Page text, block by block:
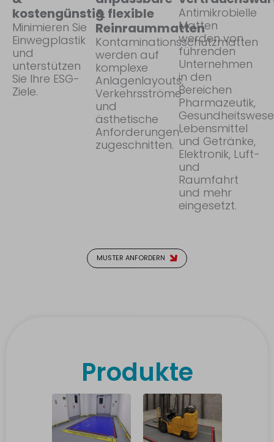
kostengünstig
Minimieren Sie
Einwegplastik
und
unterstützen
Sie Ihre ESG-
Ziele.
& flexible
Reinraummatten
Kontaminationsschutzmatten
werden auf
komplexe
Anlagenlayouts,
Verkehrsströme
und
ästhetische
Anforderungen
zugeschnitten.
Antimikrobielle
Matten
werden von
führenden
Unternehmen
in den
Bereichen
Pharmazeutik,
Lebensmittel
und Getränke,
Elektronik, Luft-
und
Raumfahrt
und mehr
eingesetzt.
MUSTER ANFORDERN
Produkte